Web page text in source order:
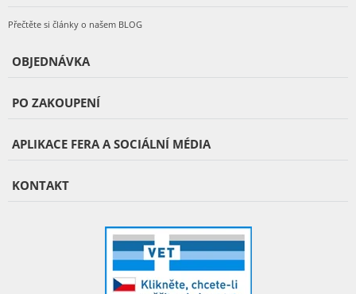
Přečtěte si články o našem BLOG
OBJEDNÁVKA
PO ZAKOUPENÍ
APLIKACE FERA A SOCIÁLNÍ MÉDIA
KONTAKT